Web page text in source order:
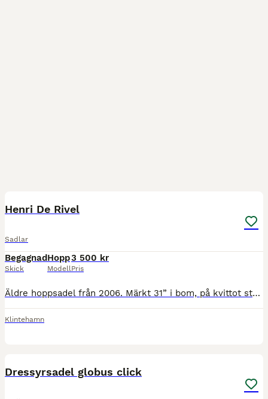
Henri De Rivel
Sadlar
Begagnad
Skick
Hopp
Modell
3 500 kr
Pris
Äldre hoppsadel från 2006. Märkt 31” i bom, på kvittot står det att den är medium. Köpt begagnad kvitto finns.
Klintehamn
Dressyrsadel globus click